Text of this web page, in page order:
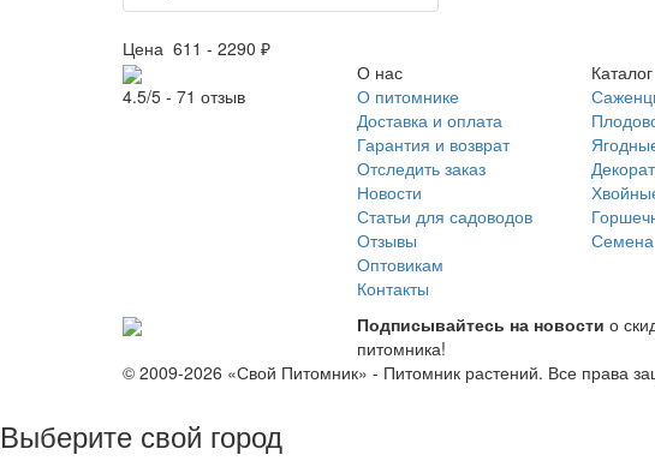
Цена 611 - 2290 ₽
4.5/5 - 71 отзыв
О нас
О питомнике
Доставка и оплата
Гарантия и возврат
Отследить заказ
Новости
Статьи для садоводов
Отзывы
Оптовикам
Контакты
Каталог
Семена
Подписывайтесь на новости о
питомника!
© 2009-2026 «Свой Питомник» - Питомник растений. Все права
Выберите свой город